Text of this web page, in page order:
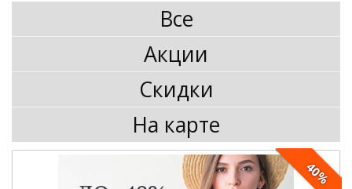
Все
Акции
Скидки
На карте
40%